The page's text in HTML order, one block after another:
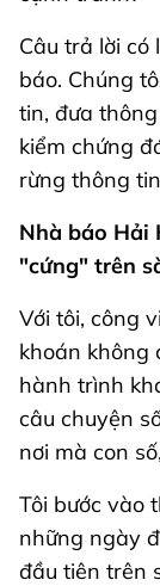
Câu trả lời có
báo. Chúng
tin, đưa
kiểm chứng
rừng thông
Nhà báo Hải
"cứng" trên
Với tôi, công
khoán không
hành trình
câu chuyện
nơi mà con
Tôi bước vào
những ngày
đầu tiên trên